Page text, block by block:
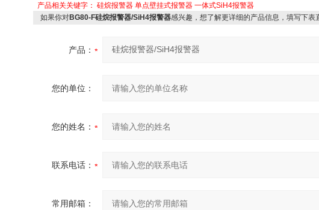
产品相关关键字： 硅烷报警器 单点壁挂式报警器 一体式SiH4报警器
如果你对BG80-F硅烷报警器/SiH4报警器感兴趣，想了解更详细的产品信息，填写下表
产品：
您的单位：
您的姓名：
联系电话：
常用邮箱：